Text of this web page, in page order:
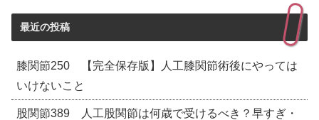
最近の投稿
膝関節250 【完全保存版】人工膝関節術後にやっては
いけないこと
股関節389 人工股関節は何歳で受けるべき？早すぎ・